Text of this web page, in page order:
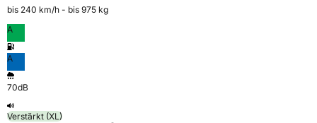
bis 240 km⁠/⁠h - bis 975 kg
A
A
70dB
Verstärkt (XL)